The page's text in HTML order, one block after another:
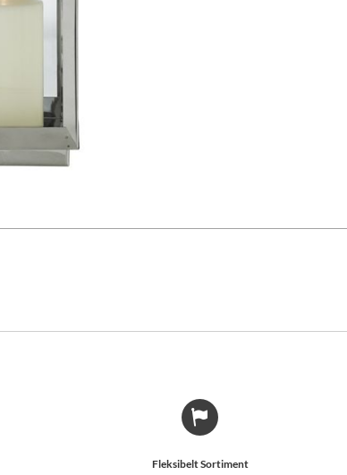
Fleksibelt Sortiment